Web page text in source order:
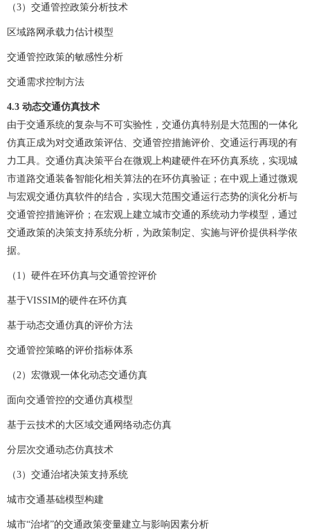
（3）交通管控政策分析技术
区域路网承载力估计模型
交通管控政策的敏感性分析
交通需求控制方法
4.3 动态交通仿真技术
由于交通系统的复杂与不可实验性，交通仿真特别是大范围的一体化
仿真正成为对交通政策评估、交通管控措施评价、交通运行再现的有
力工具。交通仿真决策平台在微观上构建硬件在环仿真系统，实现城
市道路交通装备智能化相关算法的在环仿真验证；在中观上通过微观
与宏观交通仿真软件的结合，实现大范围交通运行态势的演化分析与
交通管控措施评价；在宏观上建立城市交通的系统动力学模型，通过
交通政策的决策支持系统分析，为政策制定、实施与评价提供科学依
据。
（1）硬件在环仿真与交通管控评价
基于VISSIM的硬件在环仿真
基于动态交通仿真的评价方法
交通管控策略的评价指标体系
（2）宏微观一体化动态交通仿真
面向交通管控的交通仿真模型
基于云技术的大区域交通网络动态仿真
分层次交通动态仿真技术
（3）交通治堵决策支持系统
城市交通基础模型构建
城市“治堵”的交通政策变量建立与影响因素分析